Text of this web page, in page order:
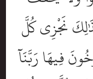
نَجْزِى كُلَّ
فِيهَا رَبَّنَآ